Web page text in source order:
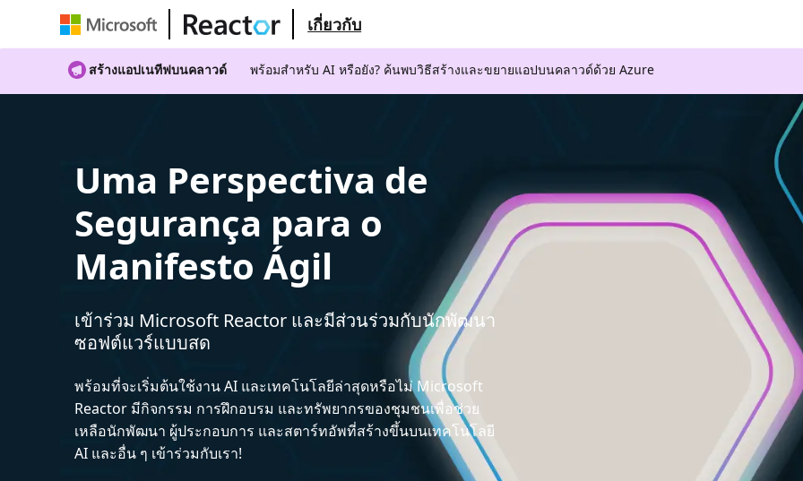
เกี่ยวกับ
สร้างแอปเนทีฟบนคลาวด์ พร้อมสําหรับ AI หรือยัง? ค้นพบวิธีสร้างและขยายแอปบนคลาวด์ด้วย Azure
Uma Perspectiva de
Segurança para o
Manifesto Ágil
เข้าร่วม Microsoft Reactor และมีส่วนร่วมกับนักพัฒนา
ซอฟต์แวร์แบบสด
พร้อมที่จะเริ่มต้นใช้งาน AI และเทคโนโลยีล่าสุดหรือไม่ Microsoft
Reactor มีกิจกรรม การฝึกอบรม และทรัพยากรของชุมชนเพื่อช่วย
เหลือนักพัฒนา ผู้ประกอบการ และสตาร์ทอัพที่สร้างขึ้นบนเทคโนโลยี
AI และอื่น ๆ เข้าร่วมกับเรา!